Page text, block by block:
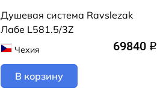
Душевая система Ravslezak
Лабе L581.5/3Z
Чехия 69840 q
В корзину